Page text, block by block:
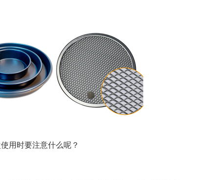
用时要注意什么呢？